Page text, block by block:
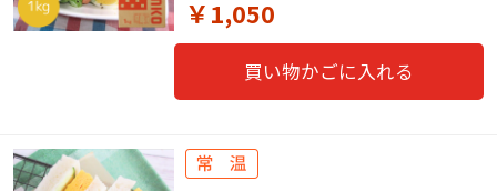
￥1,050
買い物かごに入れる